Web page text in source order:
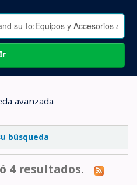
Ir
avanzada
búsqueda
4 resultados.